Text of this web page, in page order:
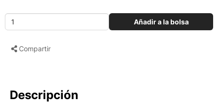
Añadir a la bolsa
Compartir
Descripción